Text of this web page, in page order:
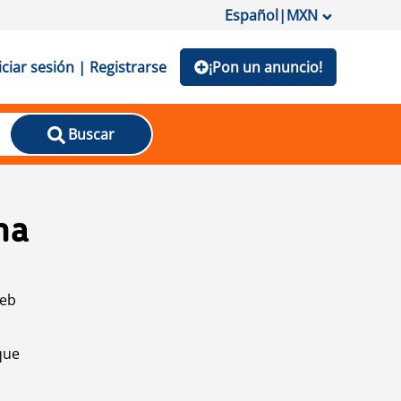
Español|MXN
sesión | Registrarse ¡Pon un anuncio!
Buscar